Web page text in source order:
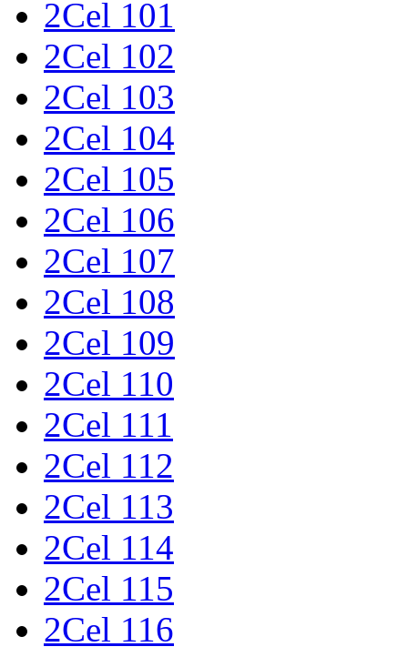
2Cel 101
2Cel 102
2Cel 103
2Cel 104
2Cel 105
2Cel 106
2Cel 107
2Cel 108
2Cel 109
2Cel 110
2Cel 111
2Cel 112
2Cel 113
2Cel 114
2Cel 115
2Cel 116